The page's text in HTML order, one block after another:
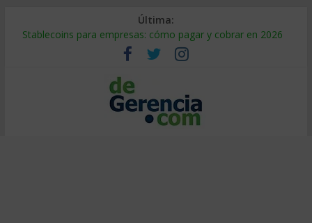
Última:
Stablecoins para empresas: cómo pagar y cobrar en 2026
Despido silencioso: qué es y por qué sale tan caro
IA en selección de personal: cómo auditarla a tiempo
Trabajo forzoso en la cadena de suministro: qué hacer
Mercado hispano de EE. UU.: cómo segmentarlo y venderle